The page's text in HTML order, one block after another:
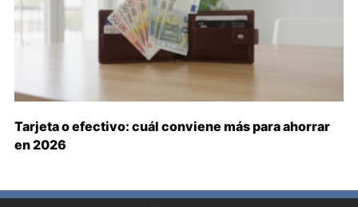
Tarjeta o efectivo: cuál conviene más para ahorrar
en 2026